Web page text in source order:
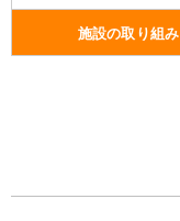
施設の取り組み